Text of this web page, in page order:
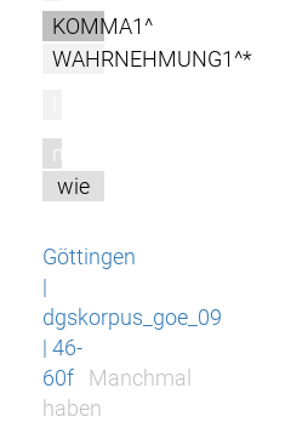
KOMMA1^
WAHRNEHMUNG1^*
m
wie
Göttingen
|
dgskorpus_goe_09
| 46-
60f
Manchmal
haben